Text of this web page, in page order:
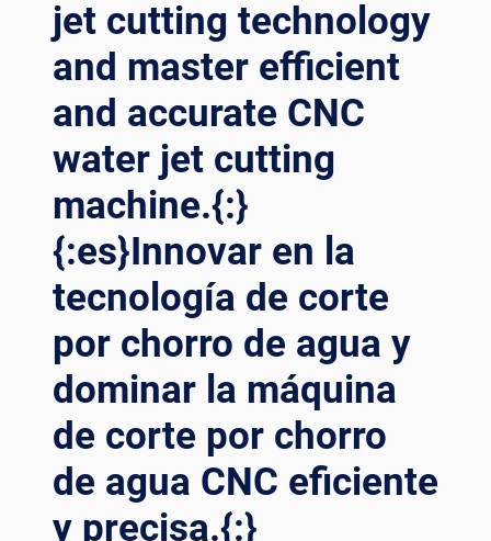
CUTTING
MACHINES{:}
{:ES}MAXIMIZAR
LA
PRECISIÓN
Y
LA
EFICIENCIA:
GUÍA
DEFINITIVA
PARA
MÁQUINAS
DE
CORTE
CNC{:}
{:DE}PRÄZISION
EFFIZIENZ
MAXIMIEREN:
DER
jet cutting technology
and master efficient
and accurate CNC
water jet cutting
machine.{:}
{:es}Innovar en la
tecnología de corte
por chorro de agua y
dominar la máquina
de corte por chorro
de agua CNC eficiente
y precisa.{:}